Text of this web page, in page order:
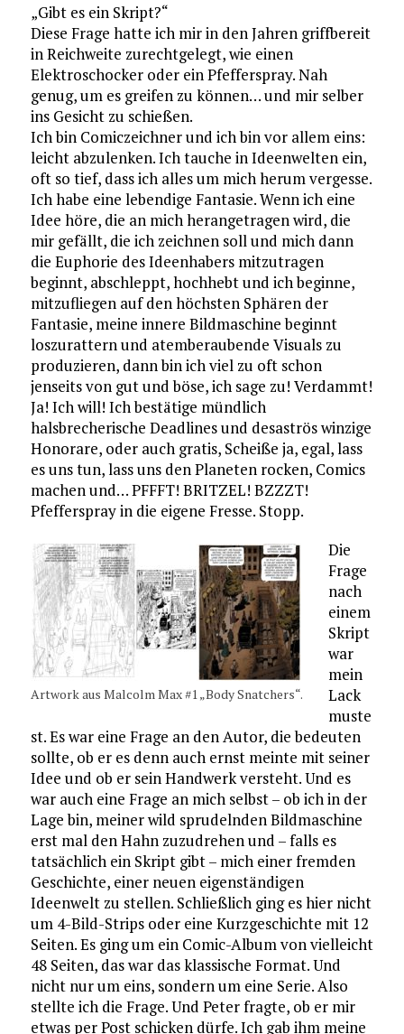
„Gibt es ein Skript?“
Diese Frage hatte ich mir in den Jahren griffbereit
in Reichweite zurechtgelegt, wie einen
Elektroschocker oder ein Pfefferspray. Nah
genug, um es greifen zu können… und mir selber
ins Gesicht zu schießen.
Ich bin Comiczeichner und ich bin vor allem eins:
leicht abzulenken. Ich tauche in Ideenwelten ein,
oft so tief, dass ich alles um mich herum vergesse.
Ich habe eine lebendige Fantasie. Wenn ich eine
Idee höre, die an mich herangetragen wird, die
mir gefällt, die ich zeichnen soll und mich dann
die Euphorie des Ideenhabers mitzutragen
beginnt, abschleppt, hochhebt und ich beginne,
mitzufliegen auf den höchsten Sphären der
Fantasie, meine innere Bildmaschine beginnt
loszurattern und atemberaubende Visuals zu
produzieren, dann bin ich viel zu oft schon
jenseits von gut und böse, ich sage zu! Verdammt!
Ja! Ich will! Ich bestätige mündlich
halsbrecherische Deadlines und desaströs winzige
Honorare, oder auch gratis, Scheiße ja, egal, lass
es uns tun, lass uns den Planeten rocken, Comics
machen und… PFFFT! BRITZEL! BZZZT!
Pfefferspray in die eigene Fresse. Stopp.
Artwork aus Malcolm Max #1 „Body Snatchers“.
Die
Frage
nach
einem
Skript
war
mein
Lack
muste
st. Es war eine Frage an den Autor, die bedeuten
sollte, ob er es denn auch ernst meinte mit seiner
Idee und ob er sein Handwerk versteht. Und es
war auch eine Frage an mich selbst – ob ich in der
Lage bin, meiner wild sprudelnden Bildmaschine
erst mal den Hahn zuzudrehen und – falls es
tatsächlich ein Skript gibt – mich einer fremden
Geschichte, einer neuen eigenständigen
Ideenwelt zu stellen. Schließlich ging es hier nicht
um 4-Bild-Strips oder eine Kurzgeschichte mit 12
Seiten. Es ging um ein Comic-Album von vielleicht
48 Seiten, das war das klassische Format. Und
nicht nur um eins, sondern um eine Serie. Also
stellte ich die Frage. Und Peter fragte, ob er mir
etwas per Post schicken dürfe. Ich gab ihm meine